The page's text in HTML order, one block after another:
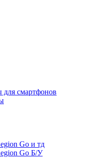
для смартфонов
Go и тд
Go Б/У